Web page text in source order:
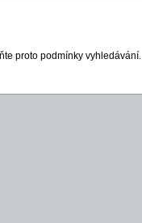
proto podmínky vyhledávání.